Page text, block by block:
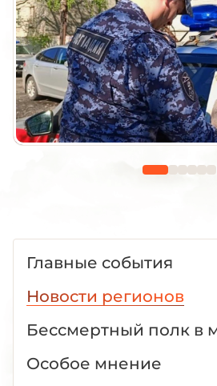
Главные события
Новости регионов
Бессмертный полк в
Особое мнение